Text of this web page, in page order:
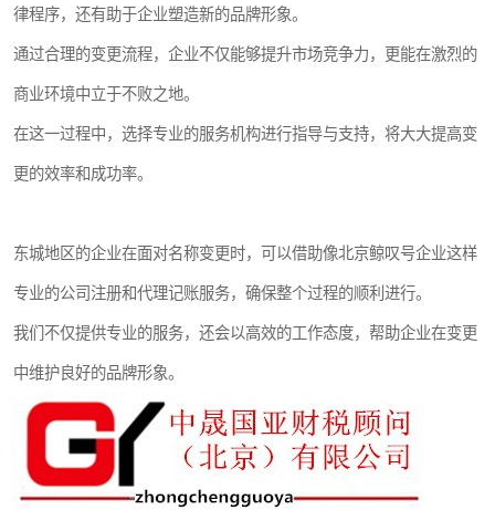
律程序，还有助于企业塑造新的品牌形象。
通过合理的变更流程，企业不仅能够提升市场竞争力，更能在激烈的
商业环境中立于不败之地。
在这一过程中，选择专业的服务机构进行指导与支持，将大大提高变
更的效率和成功率。
东城地区的企业在面对名称变更时，可以借助像北京鲸叹号企业这样
专业的公司注册和代理记账服务，确保整个过程的顺利进行。
我们不仅提供专业的服务，还会以高效的工作态度，帮助企业在变更
中维护良好的品牌形象。